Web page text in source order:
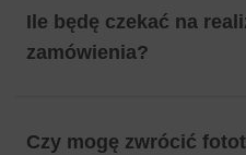
Ile będę czekać na
zamówienia?
Czy mogę zwrócić